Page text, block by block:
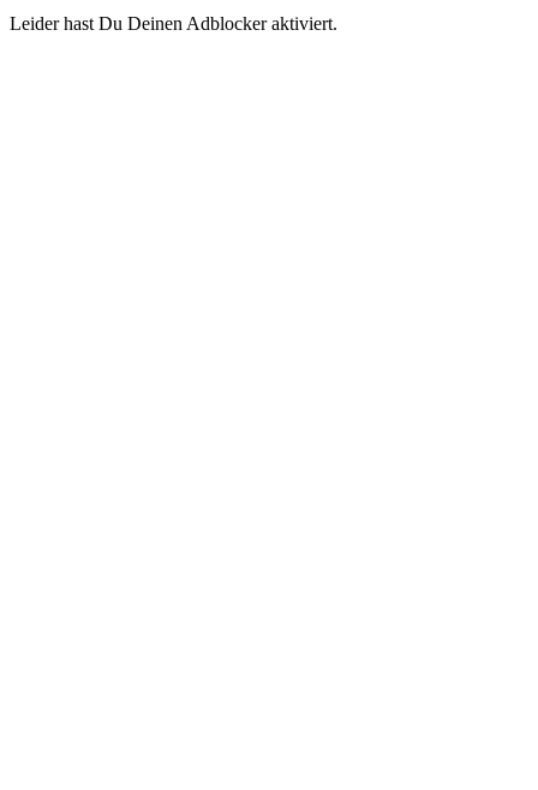
Leider hast Du Deinen Adblocker aktiviert.